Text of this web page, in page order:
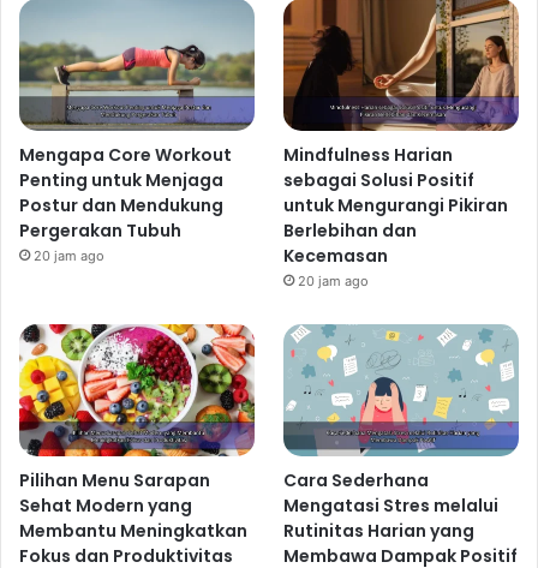
Mengapa Core Workout
Penting untuk Menjaga
Postur dan Mendukung
Pergerakan Tubuh
20 jam ago
Mindfulness Harian
sebagai Solusi Positif
untuk Mengurangi Pikiran
Berlebihan dan
Kecemasan
20 jam ago
Pilihan Menu Sarapan
Sehat Modern yang
Membantu Meningkatkan
Fokus dan Produktivitas
Cara Sederhana
Mengatasi Stres melalui
Rutinitas Harian yang
Membawa Dampak Positif